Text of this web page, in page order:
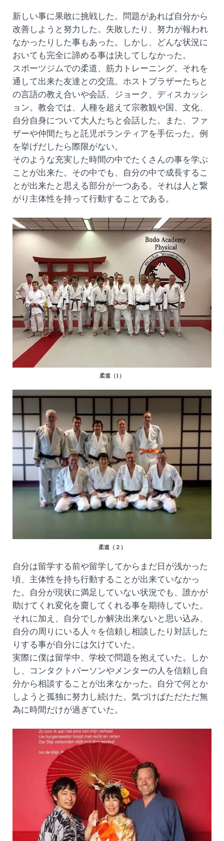
新しい事に果敢に挑戦した。問題があれば自分から
改善しようと努力した。失敗したり、努力が報われ
なかったりした事もあった。しかし、どんな状況に
おいても完全に諦める事は決してしなかった。
スポーツジムでの柔道、筋力トレーニング。それを
通して出来た友達との交流。ホストブラザーたちと
の言語の教え合いや会話、ジョーク、ディスカッシ
ョン。教会では、人種を超えて宗教観や国、文化、
自分自身について大人たちと会話した。また、ファ
ザーや仲間たちと託児ボランティアを手伝った。例
を挙げだしたら際限がない。
そのような充実した時間の中でたくさんの事を学ぶ
ことが出来た。その中でも、自分の中で成長するこ
とが出来たと思える部分が一つある。それは人と繋
がり主体性を持って行動することである。
柔道（1）
柔道（２）
自分は留学する前や留学してからまだ日が浅かった
頃、主体性を持ち行動することが出来ていなかっ
た。自分が現状に満足していない状況でも、誰かが
助けてくれ変化を齎してくれる事を期待していた。
それに加え、自分でしか解決出来ないと思い込み、
自分の周りにいる人々を信頼し相談したり対話した
りする事が自分には欠けていた。
実際に僕は留学中、学校で問題を抱えていた。しか
し、コンタクトパーソンやメンターの人を信頼し自
分から相談することが出来なかった。自分で何とか
しようと孤独に努力し続けた。気づけばただただ無
為に時間だけが過ぎていた。